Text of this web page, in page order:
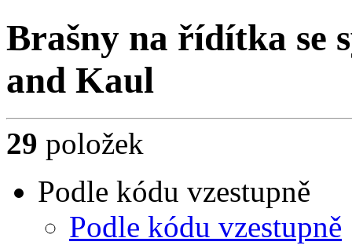
Brašny na řídítka se
and Kaul
29 položek
Podle kódu vzestupně
Podle kódu vzestupně